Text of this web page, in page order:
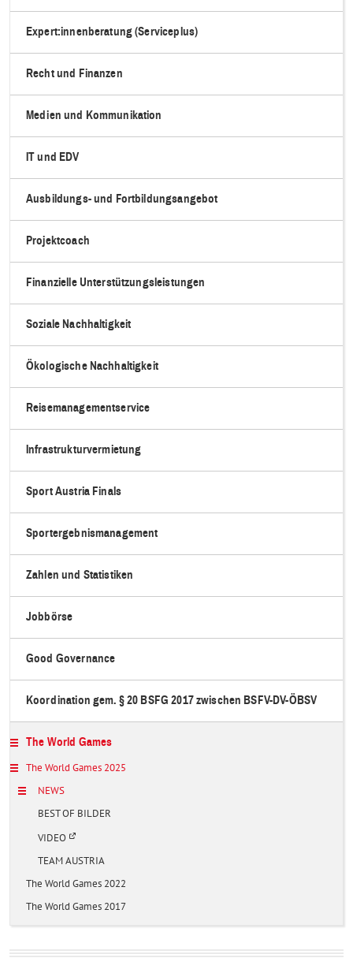
Expert:innenberatung (Serviceplus)
Recht und Finanzen
Medien und Kommunikation
IT und EDV
Ausbildungs- und Fortbildungsangebot
Projektcoach
Finanzielle Unterstützungsleistungen
Soziale Nachhaltigkeit
Ökologische Nachhaltigkeit
Reisemanagementservice
Infrastrukturvermietung
Sport Austria Finals
Sportergebnismanagement
Zahlen und Statistiken
Jobbörse
Good Governance
Koordination gem. § 20 BSFG 2017 zwischen BSFV-DV-ÖBSV
The World Games
The World Games 2025
NEWS
BEST OF BILDER
VIDEO
f
n
t
n
i
TEAM AUSTRIA
The World Games 2022
The World Games 2017